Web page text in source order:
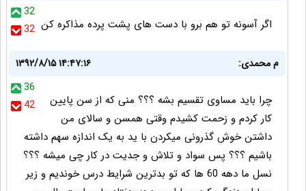
32
32 اگر آسونه تو هم برو با دست های پشت پرده مذاکره کن
م محمدی:
۱۳۹۲/۸/۱۵ ۱۴:۴۷:۱۶
36
42
چرا باید مساوی تقسیم بشه ؟؟؟ منی که از سن پایین
کار کردم و زحمت کشیدم وقتی همسن و سالای من
داشتن خوش گذرونی میکردن با ید به یک اندازه سهم داشته
باشیم ؟؟؟ پس سواد و تلاش و جدیت در کار چی میشه ؟؟؟
نسل ما دهه 60 ها که تو بدترین شرایط درس خوندیم و زیر